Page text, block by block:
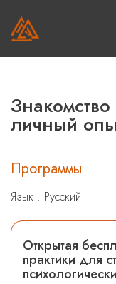
личный
Программы
Язык : Русский
Открытая
практики для